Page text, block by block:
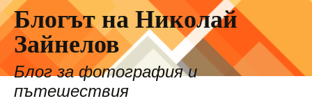
Блогът на Николай
Зайнелов
Блог за фотография и
пътешествия